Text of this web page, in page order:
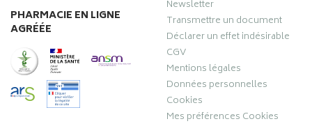
PHARMACIE EN LIGNE
AGRÉÉE
Newsletter
Transmettre un document
Déclarer un effet indésirable
CGV
Mentions légales
Données personnelles
Cookies
Mes préférences Cookies